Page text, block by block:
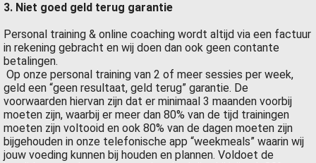
3. Niet goed geld terug garantie
Personal training & online coaching wordt altijd via een factuur
in rekening gebracht en wij doen dan ook geen contante
betalingen.
Op onze personal training van 2 of meer sessies per week,
geld een “geen resultaat, geld terug” garantie. De
voorwaarden hiervan zijn dat er minimaal 3 maanden voorbij
moeten zijn, waarbij er meer dan 80% van de tijd trainingen
moeten zijn voltooid en ook 80% van de dagen moeten zijn
bijgehouden in onze telefonische app “weekmeals” waarin wij
jouw voeding kunnen bij houden en plannen. Voldoet de